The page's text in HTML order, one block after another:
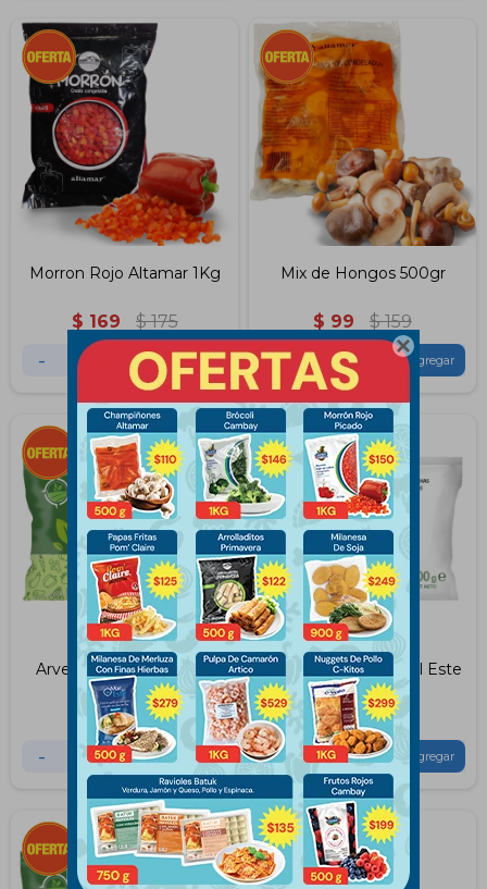

Morron Rojo Altamar 1Kg
$ 169 $ 175
- +
Mix de Hongos 500gr
$ 99 $ 159
-
Arvejas Huerta del Este
400 Grs
84 $ 89
- +
Chauchas Huerta del Este
400Grs
$ 79 $ 89
- +